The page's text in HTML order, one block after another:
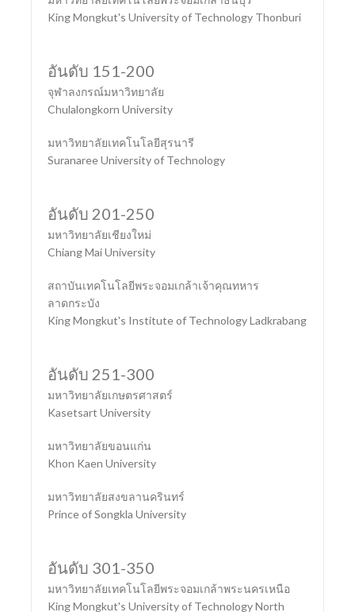
King Mongkut's University of Technology Thonburi
อันดับ 151-200
จุฬาลงกรณ์มหาวิทยาลัย
Chulalongkorn University
มหาวิทยาลัยเทคโนโลยีสุรนารี
Suranaree University of Technology
อันดับ 201-250
มหาวิทยาลัยเชียงใหม่
Chiang Mai University
สถาบันเทคโนโลยีพระจอมเกล้าเจ้าคุณทหาร
ลาดกระบัง
King Mongkut's Institute of Technology Ladkrabang
อันดับ 251-300
มหาวิทยาลัยเกษตรศาสตร์
Kasetsart University
มหาวิทยาลัยขอนแก่น
Khon Kaen University
มหาวิทยาลัยสงขลานครินทร์
Prince of Songkla University
อันดับ 301-350
มหาวิทยาลัยเทคโนโลยีพระจอมเกล้าพระนครเหนือ
King Mongkut's University of Technology North